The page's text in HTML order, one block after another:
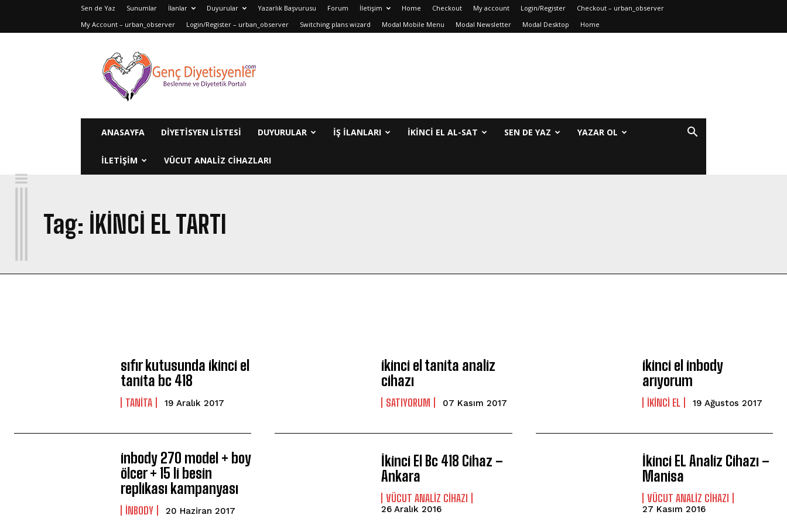
Sen de Yaz Sunumlar İlanlar Duyurular Yazarlık Başvurusu Forum İletişim Home Checkout My account Login/Register
Checkout – urban_observer
My Account – urban_observer
Login/Register – urban_observer Switching plans wizard Modal Mobile Menu Modal Newsletter Modal Desktop Home
Genç
Diyetisyenler
ANASAYFA DIYETISYEN LISTESI DUYURULAR İŞ İLANLARI IKINCI EL AL-SAT SEN DE YAZ YAZAR OL
ILETIŞIM VÜCUT ANALIZ CIHAZLARI
Tag: IKINCI EL TARTI
I
sıfır kutusunda ikinci el
tanita bc 418
TANITA 19 Aralık 2017
ikinci el tanita analiz
cihazı
SATIYORUM 07 Kasım 2017
ikinci el inbody
arıyorum
İKINCI EL 19 Ağustos 2017
inbody 270 model + boy
ölcer + 15 li besin
replikası kampanyası
INBODY 20 Haziran 2017
İkinci El Bc 418 Cihaz –
Ankara
VÜCUT ANALIZ CIHAZI
26 Aralık 2016
İkinci EL Analiz Cihazı –
Manisa
VÜCUT ANALIZ CIHAZI
27 Kasım 2016